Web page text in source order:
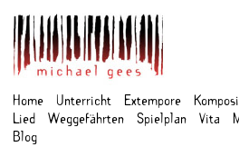
Home Unterricht Extempore
Lied
Weggefahrten Spielplan Vita
Blog